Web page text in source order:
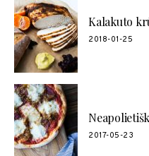
Kalakuto
2018-01-25
2017-05-23